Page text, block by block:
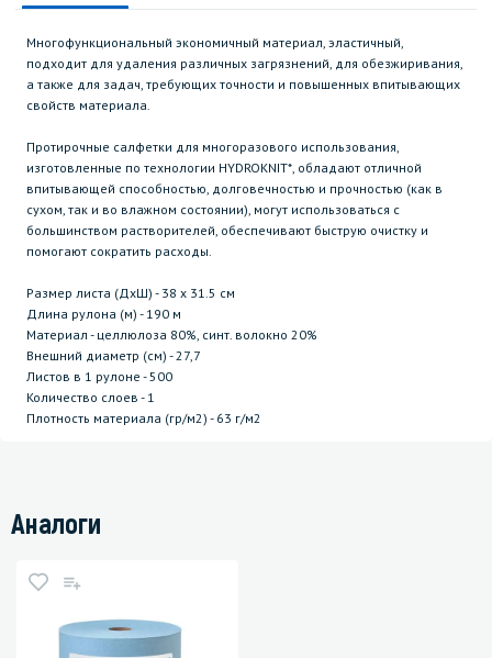
Многофункциональный экономичный материал, эластичный,
подходит для удаления различных загрязнений, для обезжиривания,
а также для задач, требующих точности и повышенных впитывающих
свойств материала.
Протирочные салфетки для многоразового использования,
изготовленные по технологии HYDROKNIT*, обладают отличной
впитывающей способностью, долговечностью и прочностью (как в
сухом, так и во влажном состоянии), могут использоваться с
большинством растворителей, обеспечивают быструю очистку и
помогают сократить расходы.
Размер листа (ДхШ) - 38 х 31.5 см
Длина рулона (м) - 190 м
Материал - целлюлоза 80%, синт. волокно 20%
Внешний диаметр (см) - 27,7
Листов в 1 рулоне - 500
Количество слоев - 1
Плотность материала (гр/м2) - 63 г/м2
Аналоги